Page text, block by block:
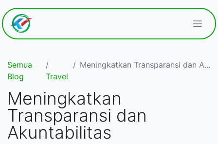
Semua
Blog
Travel
Meningkatkan Transparansi dan Akuntabilitas
Meningkatkan
Transparansi dan
Akuntabilitas